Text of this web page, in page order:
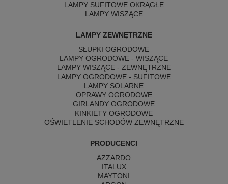
LAMPY SUFITOWE OKRĄGŁE
LAMPY WISZĄCE
LAMPY ZEWNĘTRZNE
SŁUPKI OGRODOWE
LAMPY OGRODOWE - WISZĄCE
LAMPY WISZĄCE - ZEWNĘTRZNE
LAMPY OGRODOWE - SUFITOWE
LAMPY SOLARNE
OPRAWY OGRODOWE
GIRLANDY OGRODOWE
KINKIETY OGRODOWE
OŚWIETLENIE SCHODÓW ZEWNĘTRZNE
PRODUCENCI
AZZARDO
ITALUX
MAYTONI